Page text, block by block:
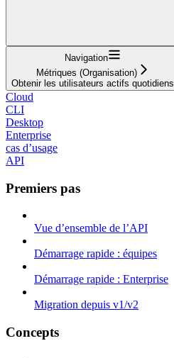
Navigation
Métriques (Organisation)
Obtenir les utilisateurs actifs quotidiens
Cloud
CLI
Desktop
Enterprise
cas d’usage
API
Premiers pas
Vue d’ensemble de l’API
Démarrage rapide : équipes
Démarrage rapide : Enterprise
Migration depuis v1/v2
Concepts